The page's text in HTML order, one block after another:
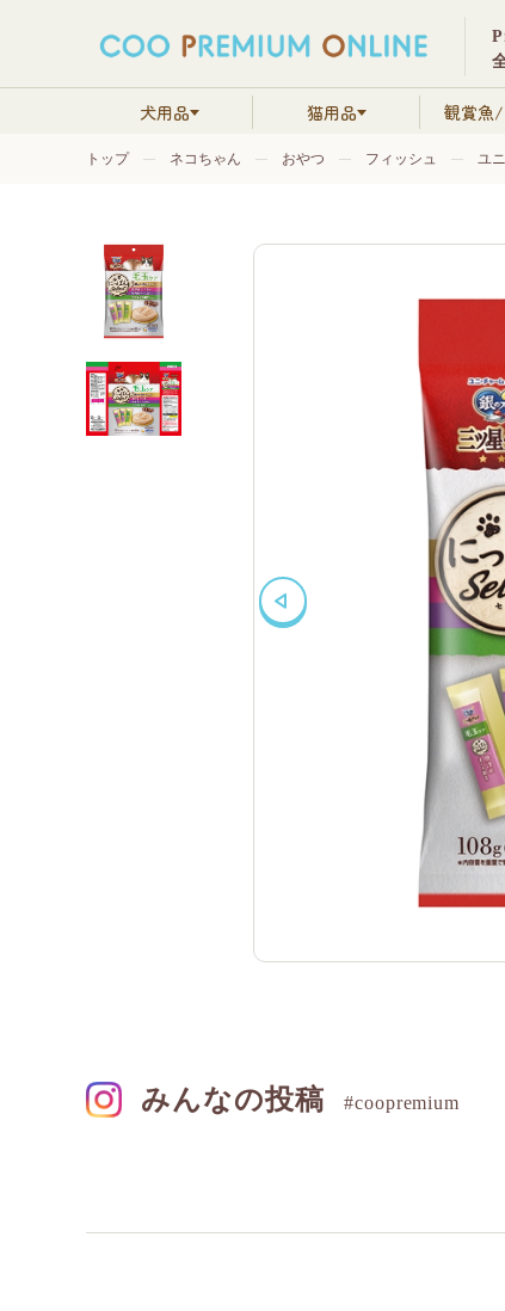
犬用品 猫用品 観賞魚
トップ ネコちゃん おやつ フィッシュ ユ
みんなの投稿 #coopremium